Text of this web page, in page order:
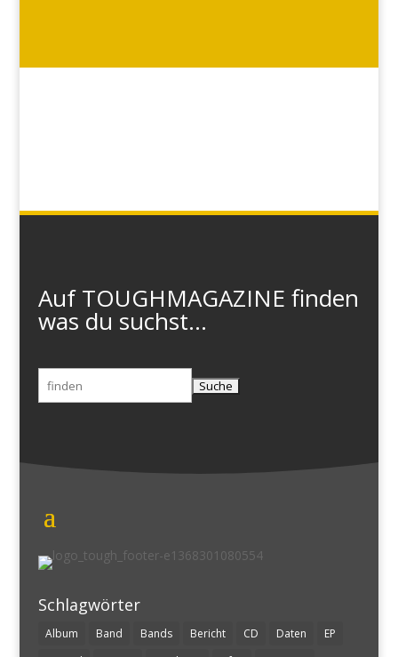
Auf TOUGHMAGAZINE finden
was du suchst...
Suchen
nach:
Schlagwörter
Album Band Bands Bericht CD Daten
EP